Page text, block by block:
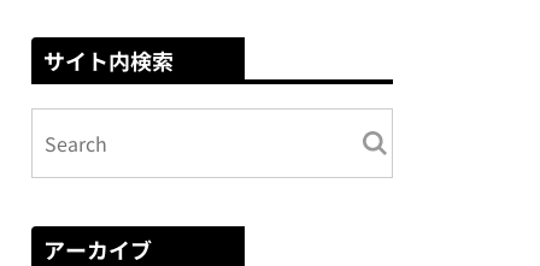
サイト内検索
アーカイブ